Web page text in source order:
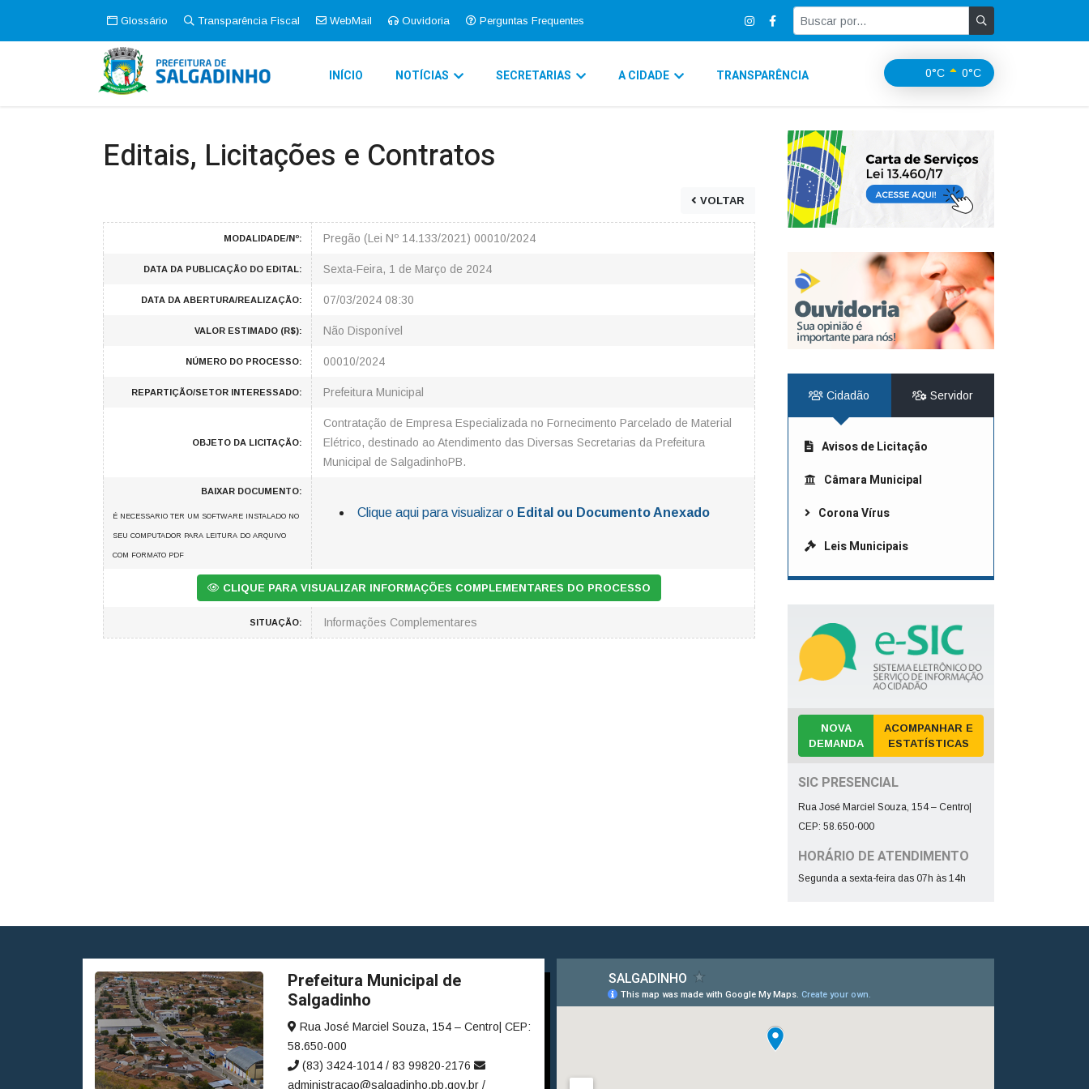
Glossário Transparência Fiscal WebMail Ouvidoria Perguntas Frequentes
0°C 0°C
INÍCIO NOTÍCIAS SECRETARIAS A CIDADE TRANSPARÊNCIA
Editais, Licitações e Contratos
VOLTAR
MODALIDADE/Nº: Pregão (Lei Nº 14.133/2021) 00010/2024
DATA DA PUBLICAÇÃO DO EDITAL: Sexta-Feira, 1 de Março de 2024
DATA DA ABERTURA/REALIZAÇÃO: 07/03/2024 08:30
VALOR ESTIMADO (R$): Não Disponível
NÚMERO DO PROCESSO: 00010/2024
REPARTIÇÃO/SETOR INTERESSADO: Prefeitura Municipal
OBJETO DA LICITAÇÃO:
Contratação de Empresa Especializada no Fornecimento Parcelado de Material
Elétrico, destinado ao Atendimento das Diversas Secretarias da Prefeitura
Municipal de SalgadinhoPB.
BAIXAR DOCUMENTO:
É NECESSARIO TER UM SOFTWARE INSTALADO NO
SEU COMPUTADOR PARA LEITURA DO ARQUIVO
COM FORMATO PDF
Clique aqui para visualizar o Edital ou Documento Anexado
CLIQUE PARA VISUALIZAR INFORMAÇÕES COMPLEMENTARES DO PROCESSO
SITUAÇÃO: Informações Complementares
Cidadão Servidor
Avisos de Licitação
Câmara Municipal
Corona Vírus
Leis Municipais
NOVA
DEMANDA
ACOMPANHAR E
ESTATÍSTICAS
SIC PRESENCIAL
Rua José Marciel Souza, 154 – Centro|
CEP: 58.650-000
HORÁRIO DE ATENDIMENTO
Segunda a sexta-feira das 07h às 14h
Prefeitura Municipal de
Salgadinho
Rua José Marciel Souza, 154 – Centro| CEP:
58.650-000
(83) 3424-1014 / 83 99820-2176
administracao@salgadinho.pb.gov.br /